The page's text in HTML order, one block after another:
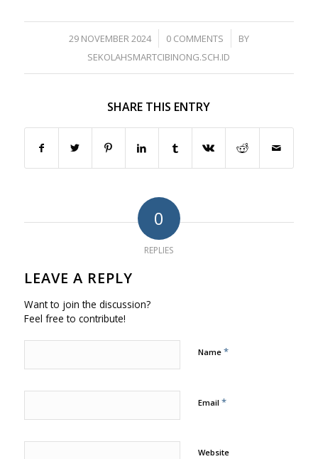
29 NOVEMBER 2024
/ 0 COMMENTS
/
BY
SEKOLAHSMARTCIBINONG.SCH.ID
SHARE THIS ENTRY
0
REPLIES
LEAVE A REPLY
Want to join the discussion?
Feel free to contribute!
Name *
Email *
Website